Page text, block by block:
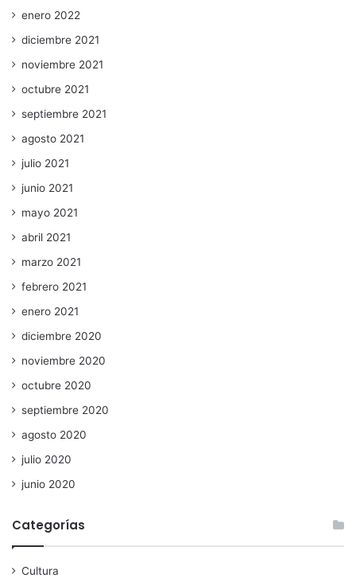
enero 2022
diciembre 2021
noviembre 2021
octubre 2021
septiembre 2021
agosto 2021
julio 2021
junio 2021
mayo 2021
abril 2021
marzo 2021
febrero 2021
enero 2021
diciembre 2020
noviembre 2020
octubre 2020
septiembre 2020
agosto 2020
julio 2020
junio 2020
Categorías
Cultura